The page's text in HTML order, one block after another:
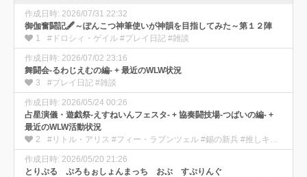
作成日時: 2026/07/31 22:32
御伽奮闘記🖋️～ぽんこつ神筆使いが神韻を目指してみた～第１２陣
1
#ドロシィ・ゲイル #プレイ日記 #雑談
作成日時: 2026/07/02 23:16
舞闘会-るわじえむの編- + 最近のWLW状況
3
#プレイ日記 #雑談
作成日時: 2026/05/24 00:26
占星演儀・遊戯祭-えすねいんフェスタ- + 協奏闘技場-つばいの編- +
最近のWLW活動状況
2
#リトル・アリス #フィー・ラプンツェル #錫の新兵 #推しキャスト #プレイ日記 #動画 #雑談
作成日時: 2026/05/20 21:26
とりぷる ぷろもぉしょんまっち おぶ すぷりんぐ